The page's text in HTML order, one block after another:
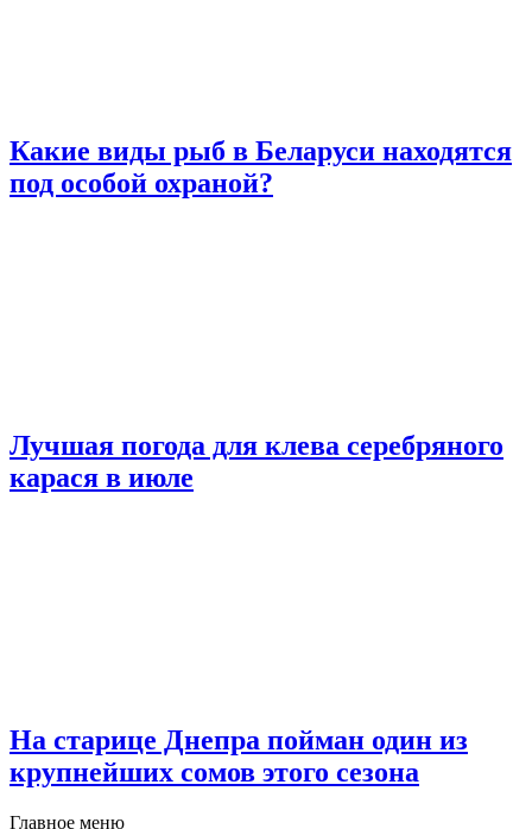
Какие виды рыб в Беларуси находятся
под особой охраной?
Лучшая погода для клева серебряного
карася в июле
На старице Днепра пойман один из
крупнейших сомов этого сезона
Главное меню